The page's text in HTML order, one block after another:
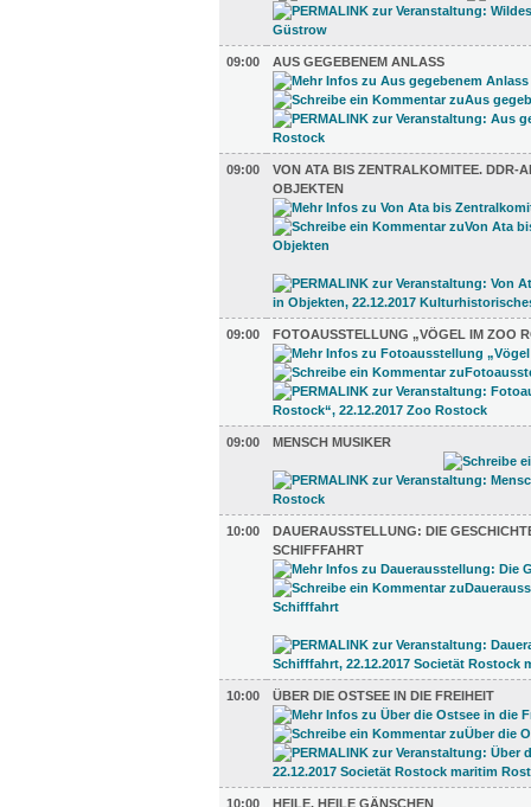
09:00 AUS GEGEBENEM ANLASS
09:00
VON ATA BIS ZENTRALKOMITEE. DDR-
OBJEKTEN
09:00 FOTOAUSSTELLUNG „VÖGEL IM ZOO
09:00 MENSCH MUSIKER
10:00
DAUERAUSSTELLUNG: DIE
SCHIFFFAHRT
10:00 ÜBER DIE OSTSEE IN DIE FREIHEIT
10:00 HEILE, HEILE GÄNSCHEN